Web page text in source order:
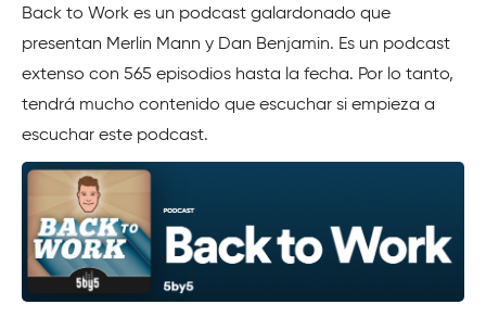
Back to Work es un podcast galardonado que
presentan Merlin Mann y Dan Benjamin. Es un podcast
extenso con 565 episodios hasta la fecha. Por lo tanto,
tendrá mucho contenido que escuchar si empieza a
escuchar este podcast.